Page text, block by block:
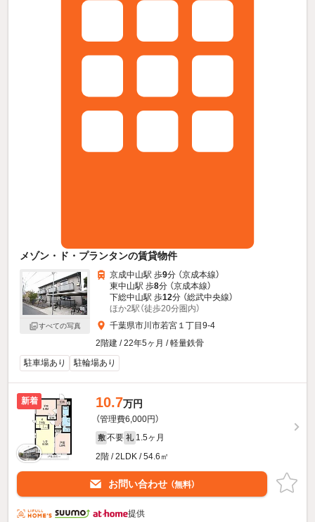
メゾン・ド・プランタンの賃貸物件
すべての写真
京成中山駅 歩9分 （京成本線）
東中山駅 歩8分 （京成本線）
下総中山駅 歩12分 （総武中央線）
ほか2駅（徒歩20分圏内）
千葉県市川市若宮１丁目9-4
2階建 / 22年5ヶ月 / 軽量鉄骨
駐車場あり
駐輪場あり
新着 10.7万円
（管理費6,000円）
敷 不要 礼 1.5ヶ月
2階 / 2LDK / 54.6㎡
お問い合わせ （無料）
提供